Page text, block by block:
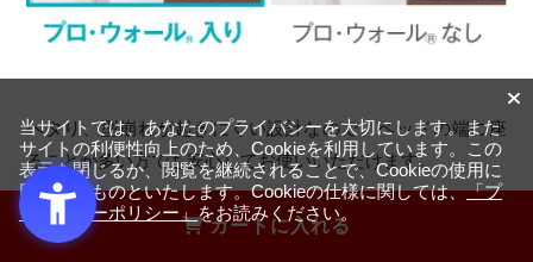
カートに入れる
ヘタり、型崩れが起きにくい設計なので、ベッドの端に座
ることが多い方でも安心してお使いいただけます。
当サイトでは、あなたのプライバシーを大切にします。また
サイトの利便性向上のため、Cookieを利用しています。この
表示を閉じるか、閲覧を継続されることで、Cookieの使用に
同意するものといたします。Cookieの仕様に関しては、「プ
ライバシーポリシー」をお読みください。